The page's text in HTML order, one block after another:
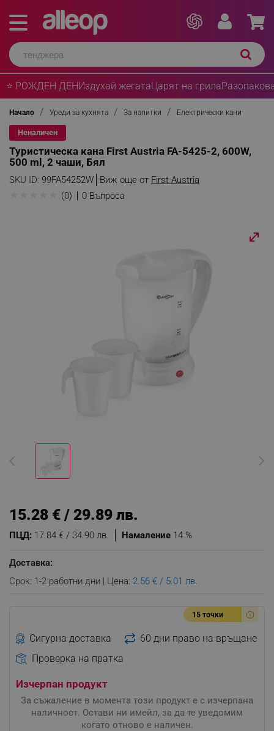
⭐ РОЖДЕН ДЕНИздухай жегатаЦарят на грила
Начало Уреди за кухнята За напитки Електрически кани
Неналичен
Туристическа кана First Austria FA-5425-2, 600W,
500 ml, 2 чаши, Бял
SKU ID: 99FA54252W Виж още от First Austria
(0) 0 Въпроса
Намаление 14 %
ПЦД: 17.84 € / 34.90 лв.
15.28 € / 29.89 лв.
Доставка:
Срок: 1-2 работни дни | Цена: 2.56 € / 5.01 лв.
15 точки
Сигурна доставка
60 дни право на връщане
Проверка на пратка
Изчерпан продукт
За съжаление в момента този продукт е с изчерпана
наличност. Остави ни имейл, за да те уведомим
когато отново е наличен.